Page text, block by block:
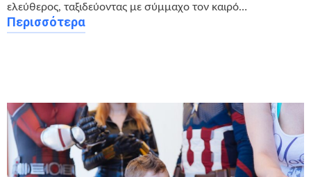
ελεύθερος, ταξιδεύοντας με σύμμαχο τον καιρό…
Περισσότερα